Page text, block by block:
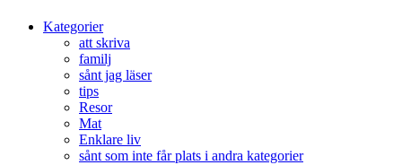
Kategorier
att skriva
familj
sånt jag läser
tips
Resor
Mat
Enklare liv
sånt som inte får plats i andra kategorier